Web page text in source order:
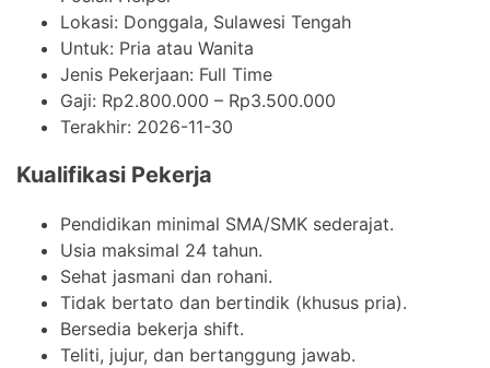
Lokasi: Donggala, Sulawesi Tengah
Untuk: Pria atau Wanita
Jenis Pekerjaan: Full Time
Gaji: Rp2.800.000 – Rp3.500.000
Terakhir: 2026-11-30
Kualifikasi Pekerja
Pendidikan minimal SMA/SMK sederajat.
Usia maksimal 24 tahun.
Sehat jasmani dan rohani.
Tidak bertato dan bertindik (khusus pria).
Bersedia bekerja shift.
Teliti, jujur, dan bertanggung jawab.